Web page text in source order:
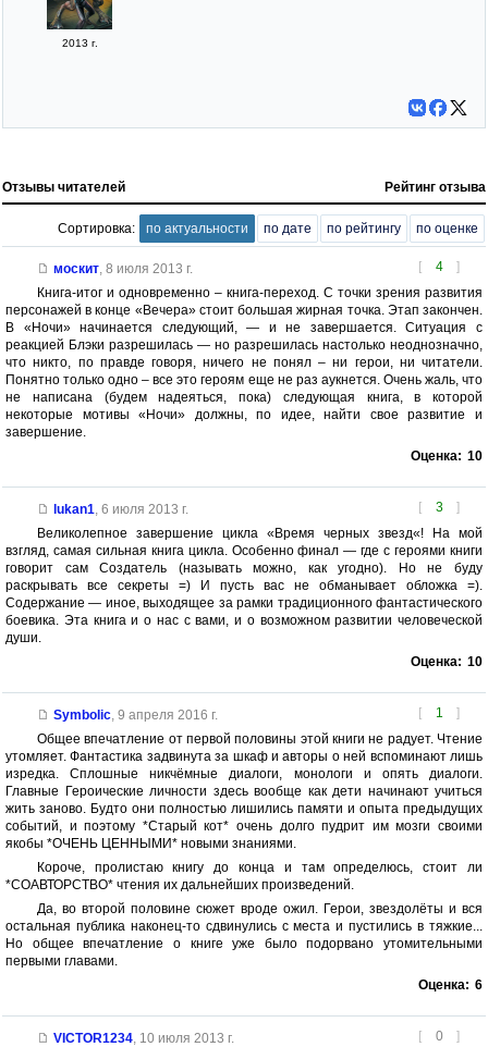
2013 г.
Отзывы читателей Рейтинг отзыва
Сортировка: по актуальности по дате по рейтингу по оценке
[ 4 ]
москит, 8 июля 2013 г.
Книга-итог и одновременно – книга-переход. С точки зрения развития
персонажей в конце «Вечера» стоит большая жирная точка. Этап закончен.
В «Ночи» начинается следующий, — и не завершается. Ситуация с
реакцией Блэки разрешилась — но разрешилась настолько неоднозначно,
что никто, по правде говоря, ничего не понял – ни герои, ни читатели.
Понятно только одно – все это героям еще не раз аукнется. Очень жаль, что
не написана (будем надеяться, пока) следующая книга, в которой
некоторые мотивы «Ночи» должны, по идее, найти свое развитие и
завершение.
Оценка: 10
[ 3 ]
lukan1 6 июля 2013 г.
Великолепное завершение цикла «Время черных звезд«! На мой
взгляд, самая сильная книга цикла. Особенно финал — где с героями книги
говорит сам Создатель (называть можно, как угодно). Но не буду
раскрывать все секреты =) И пусть вас не обманывает обложка =).
Содержание — иное, выходящее за рамки традиционного фантастического
боевика. Эта книга и о нас с вами, и о возможном развитии человеческой
души.
Оценка: 10
[ 1 ]
Symbolic, 9 апреля 2016 г.
Общее впечатление от первой половины этой книги не радует. Чтение
утомляет. Фантастика задвинута за шкаф и авторы о ней вспоминают лишь
изредка. Сплошные никчёмные диалоги, монологи и опять диалоги.
Главные Героические личности здесь вообще как дети начинают учиться
жить заново. Будто они полностью лишились памяти и опыта предыдущих
событий, и поэтому *Старый кот* очень долго пудрит им мозги своими
якобы *ОЧЕНЬ ЦЕННЫМИ* новыми знаниями.
Короче, пролистаю книгу до конца и там определюсь, стоит ли
*СОАВТОРСТВО* чтения их дальнейших произведений.
Да, во второй половине сюжет вроде ожил. Герои, звездолёты и вся
остальная публика наконец-то сдвинулись с места и пустились в тяжкие...
Но общее впечатление о книге уже было подорвано утомительными
первыми главами.
Оценка: 6
[ 0 ]
VICTOR1234, 10 июля 2013 г.